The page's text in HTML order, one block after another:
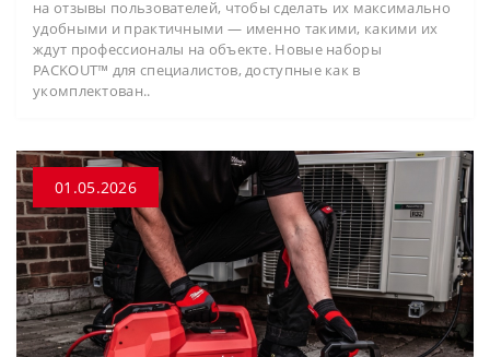
на отзывы пользователей, чтобы сделать их максимально
удобными и практичными — именно такими, какими их
ждут профессионалы на объекте. Новые наборы
PACKOUT™ для специалистов, доступные как в
укомплектован..
01.05.2026